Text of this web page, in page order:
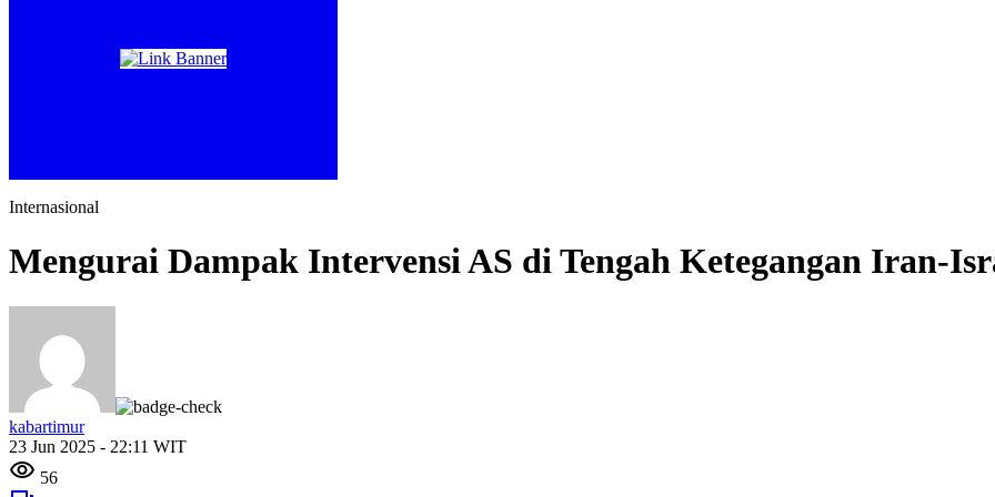
Internasional
Mengurai Dampak Intervensi AS di Tengah Ketegangan Iran-
kabartimur
23 Jun 2025 - 22:11 WIT
56